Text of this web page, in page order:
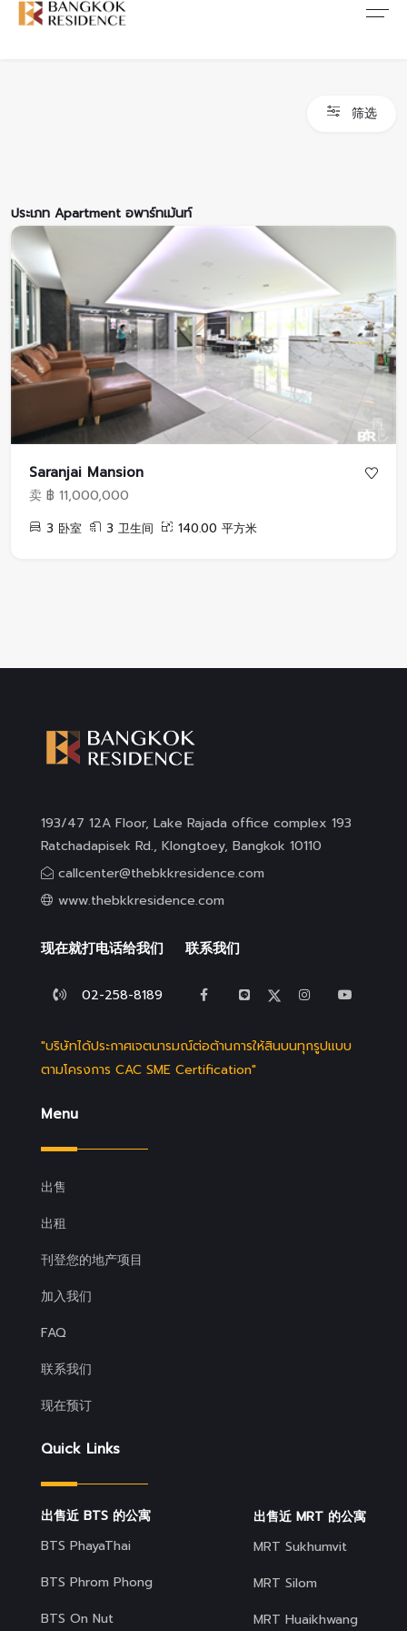
筛选
ประเภท Apartment อพาร์ทเม้นท์
Saranjai Mansion
卖 ฿ 11,000,000
3 卧室 3 卫生间 140.00 平方米
193/47 12A Floor, Lake Rajada office complex 193
Ratchadapisek Rd., Klongtoey, Bangkok 10110
callcenter@thebkkresidence.com
www.thebkkresidence.com
现在就打电话给我们
02-258-8189
联系我们
"บริษัทได้ประกาศเจตนารมณ์ต่อต้านการให้สินบนทุกรูปแบบ
ตามโครงการ CAC SME Certification"
Menu
出售
出租
刊登您的地产项目
加入我们
FAQ
联系我们
现在预订
Quick Links
出售近 BTS 的公寓
BTS PhayaThai
BTS Phrom Phong
BTS On Nut
出售近 MRT 的公寓
MRT Sukhumvit
MRT Silom
MRT Huaikhwang
內容和新聞
同意